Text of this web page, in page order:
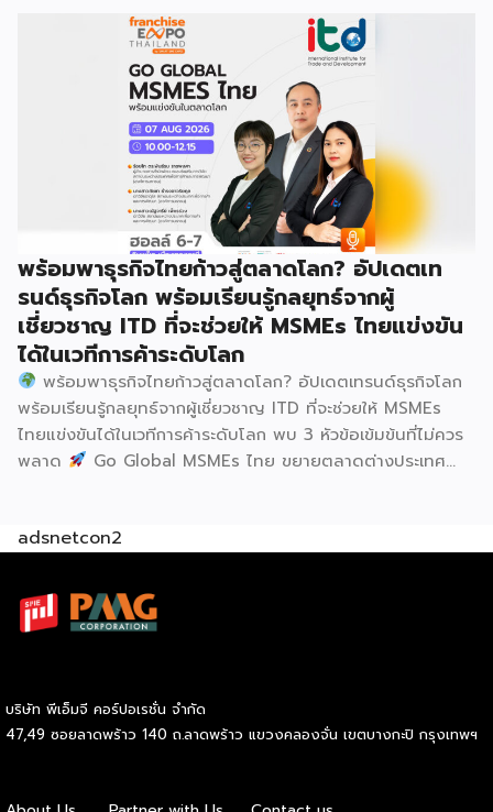
รวมกว่า 250 บูธ บนพื้นที่ 15,000 ตารางเมตร หวังเป็นทาง
เลือกสร้างรายได้เพิ่มและพยุงเศรษฐกิจไทยให้ฟื้นตัว เสิร์ฟครบ
จบในงานด้วยสินเชื่อ และทำเลทองทั่วประเทศ พร้อมเสวนาให้
ความรู้โดยผู้ทรงคุณวุฒิคับคั่ง และกิจกรรมเจรจาจับคู่ธุรกิจทั้งใน
และต่างประเทศ งานจัดต่อเนื่องระหว่างวันที่ 6-9 สิงหาคมนี้ ที่
ฮอลล์ 6-8 อิมแพ็คเมืองทองธานี คาดเม็ดเงินสะพัดในงานราว
220 ล้านบาท นายพูนพงษ์ นัยนาภากรณ์ อธิบดีกรมพัฒนา
ธุรกิจการค้า กระทรวงพาณิชย์ กล่าวว่า งาน ” Franchise Expo
Thailand & Thailand E-Commerce Selection Expo
(TESE 2026) เป็นเวทีแสดงธุรกิจแฟรนไชส์และโซลูชั่นส์แบบครบ
วงจร […]
พร้อมพาธุรกิจไทยก้าวสู่ตลาดโลก? อัปเดตเท
รนด์ธุรกิจโลก พร้อมเรียนรู้กลยุทธ์จากผู้
เชี่ยวชาญ ITD ที่จะช่วยให้ MSMEs ไทยแข่งขัน
ได้ในเวทีการค้าระดับโลก
พร้อมพาธุรกิจไทยก้าวสู่ตลาดโลก? อัปเดตเทรนด์ธุรกิจโลก
พร้อมเรียนรู้กลยุทธ์จากผู้เชี่ยวชาญ ITD ที่จะช่วยให้ MSMEs
ไทยแข่งขันได้ในเวทีการค้าระดับโลก พบ 3 หัวข้อเข้มข้นที่ไม่ควร
พลาด
Go Global MSMEs ไทย ขยายตลาดต่างประเทศ
Commerce เปิดตลาดจีน ติดอาวุธ SMEs ไทย สู่ผู้บริโภค
ธุรกิจ ผู้ประกอบการ และผู้ที่กำลังวางแผนขยายตลาด
สิงหาคม 2569 | 10.00 – 12.15 น.
adsnetcon2
บริษัท พีเอ็มจี คอร์ปอเรชั่น จำกัด
47,49 ซอยลาดพร้าว 140 ถ.ลาดพร้าว แขวงคลองจั่น เขตบางกะปิ กรุงเทพฯ